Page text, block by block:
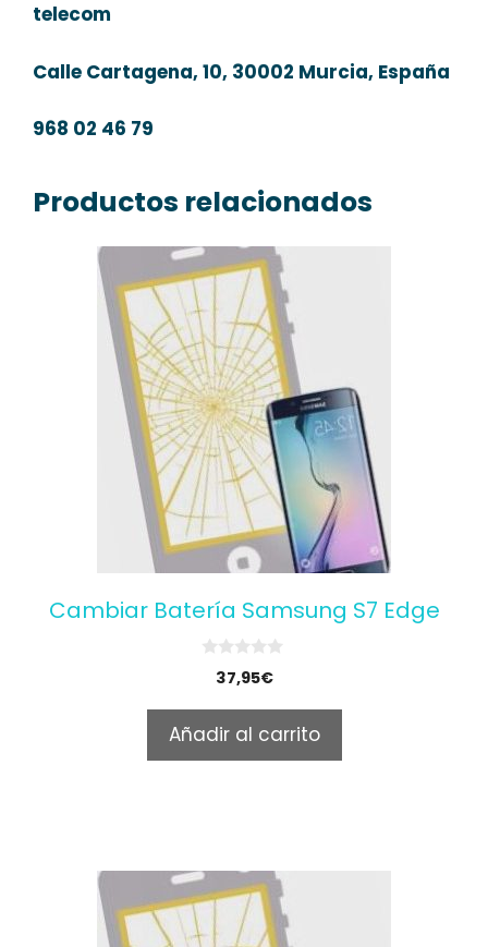
telecom
Calle Cartagena, 10, 30002 Murcia, España
968 02 46 79
Productos relacionados
Cambiar Batería Samsung S7 Edge
o
f
5
37,95€
Añadir al carrito